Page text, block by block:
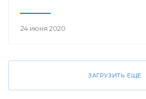
24 июня 2020
ЗАГРУЗИТЬ ЕЩЕ